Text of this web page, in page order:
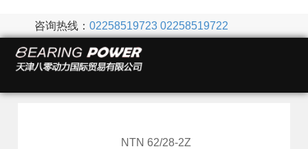
咨询热线： 02258519723 02258519722
NTN 62/28-2Z